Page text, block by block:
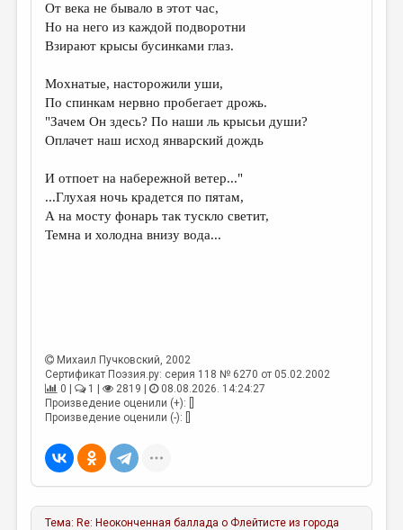
КОНКУРСЫ
ДЕТСКАЯ КОМНАТА
ОБЗОР ЛИТЕРАТУРЫ
СТРАНИЦЫ ПАМЯТИ
КОЛОНКА РЕДАКТОРА
РЕДКОЛЛЕГИЯ
ЛИТЕРАТУРОВЕДЕНИЕ
КУЛЬТУРОВЕДЕНИЕ
ПУБЛИЦИСТИКА
РЕЦЕНЗИРОВАНИЕ
ЦИКЛЫ ПУБЛИКАЦИЙ
ТРЕДИАКОВСКИЙ
От века не бывало в этот час,
Но на него из каждой подворотни
Взирают крысы бусинками глаз.
Мохнатые, насторожили уши,
По спинкам нервно пробегает дрожь.
"Зачем Он здесь? По наши ль крысьи души?
Оплачет наш исход январский дождь
И отпоет на набережной ветер..."
...Глухая ночь крадется по пятам,
А на мосту фонарь так тускло светит,
Темна и холодна внизу вода...
Михаил Пучковский, 2002
Сертификат Поэзия.ру: серия 118 № 6270 от 05.02.2002
0 |
1 | 2819 |
08.08.2026. 14:24:27
Произведение оценили (+): []
Произведение оценили (-): []
Тема: Re: Неоконченная баллада о Флейтисте из города